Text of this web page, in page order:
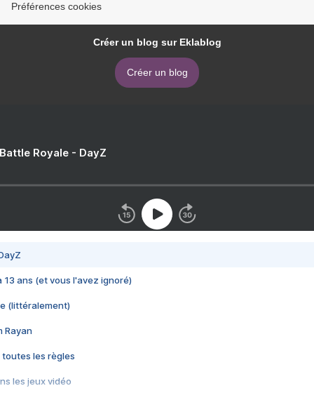
Préférences cookies
Créer un blog sur Eklablog
Créer un blog
Royale - DayZ
13 ans (et vous l'avez ignoré)
(littéralement)
Rayan
toutes les règles
les jeux vidéo